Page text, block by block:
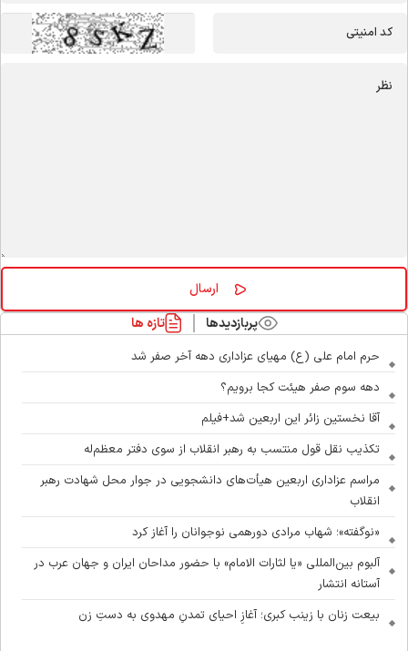
پربازدیدها تازه ها
حرم امام علی (ع) مهیای عزاداری دهه آخر صفر شد
دهه سوم صفر هیئت کجا برویم؟
آقا نخستین زائر این اربعین شد+فیلم
تکذیب نقل قول منتسب به رهبر انقلاب از سوی دفتر معظم‌له
مراسم عزاداری اربعین هیأت‌های دانشجویی در جوار محل شهادت رهبر
انقلاب
«نوگفته»؛ شهاب مرادی دورهمی نوجوانان را آغاز کرد
آلبوم بین‌المللی «یا لثارات الامام» با حضور مداحان ایران و جهان عرب در
آستانه انتشار
بیعت زنان با زینب کبری؛ آغازِ احیای تمدنِ مهدوی به دستِ زن